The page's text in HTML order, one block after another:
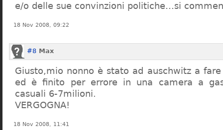
e/o delle sue convinzioni politiche…si
18 Nov 2008, 09:22
#8 Max
Giusto,mio nonno è stato ad auschwitz a
ed è finito per errore in una camera a
casuali 6-7milioni.
VERGOGNA!
18 Nov 2008, 11:41